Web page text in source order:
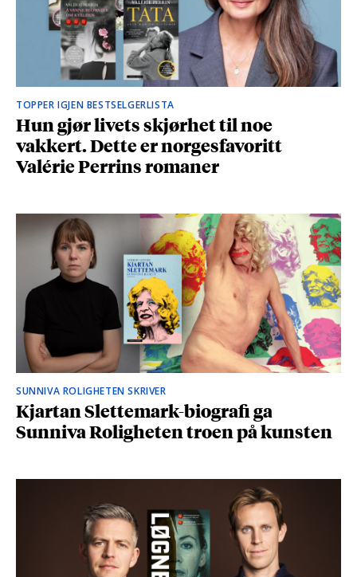
TOPPER IGJEN BESTSELGERLISTA
Hun gjør livets skjørhet til noe
vakkert. Dette er norgesfavoritt
Valérie Perrins romaner
SUNNIVA ROLIGHETEN SKRIVER
Kjartan Slettemark-biografi ga
Sunniva Roligheten troen på kunsten